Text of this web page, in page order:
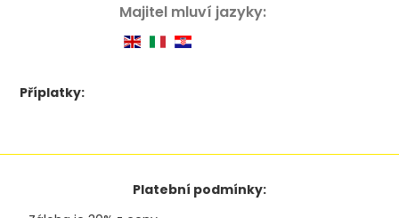
Majitel mluví jazyky:
Příplatky:
Platební podmínky: